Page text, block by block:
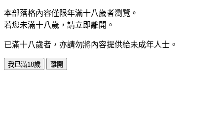
本部落格內容僅限年滿十八歲者瀏覽。
若您未滿十八歲，請立即離開。
已滿十八歲者，亦請勿將內容提供給未成年人士。
我已滿18歲 離開